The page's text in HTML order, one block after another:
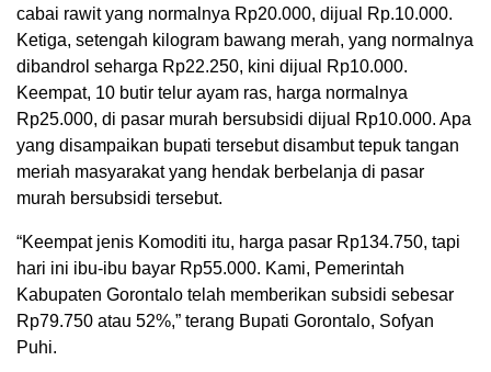
cabai rawit yang normalnya Rp20.000, dijual Rp.10.000.
Ketiga, setengah kilogram bawang merah, yang normalnya
dibandrol seharga Rp22.250, kini dijual Rp10.000.
Keempat, 10 butir telur ayam ras, harga normalnya
Rp25.000, di pasar murah bersubsidi dijual Rp10.000. Apa
yang disampaikan bupati tersebut disambut tepuk tangan
meriah masyarakat yang hendak berbelanja di pasar
murah bersubsidi tersebut.
“Keempat jenis Komoditi itu, harga pasar Rp134.750, tapi
hari ini ibu-ibu bayar Rp55.000. Kami, Pemerintah
Kabupaten Gorontalo telah memberikan subsidi sebesar
Rp79.750 atau 52%,” terang Bupati Gorontalo, Sofyan
Puhi.